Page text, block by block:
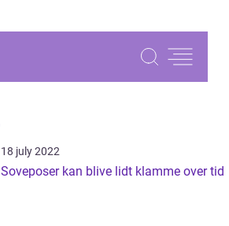
18 july 2022
Soveposer kan blive lidt klamme over tid